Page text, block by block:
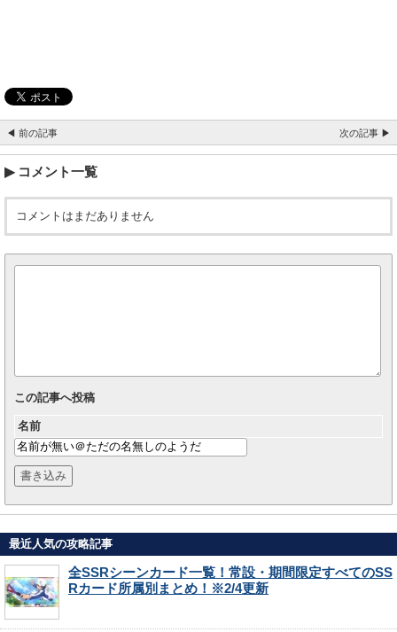
◀ 前の記事 次の記事 ▶
コメント一覧
コメントはまだありません
この記事へ投稿
名前
最近人気の攻略記事
全SSRシーンカード一覧！常設・期間限定すべてのSS
Rカード所属別まとめ！※2/4更新